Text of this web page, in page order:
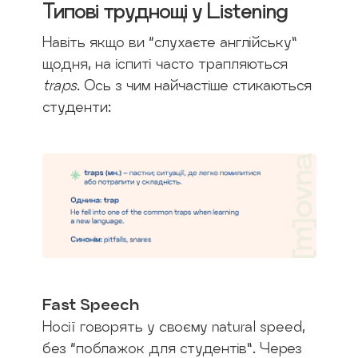
Типові труднощі у Listening
Навіть якщо ви “слухаєте англійську”
щодня, на іспиті часто трапляються
traps. Ось з чим найчастіше стикаються
студенти:
Fast Speech
Носії говорять у своєму natural speed,
без “поблажок для студентів”. Через